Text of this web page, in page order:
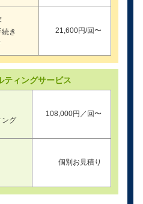
き
21,600円/回〜
ティングサービス
ング
108,000円／回〜
個別お見積り